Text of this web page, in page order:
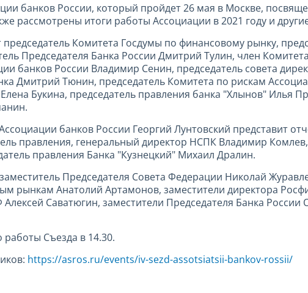
банков России, который пройдет 26 мая в Москве,
рассмотрены итоги работы Ассоциации в 2021 году и
Комитета Госдумы по финансовому рынку,
Председателя Банка России Дмитрий Тулин, член
банков России Владимир Сенин, председатель совета
Дмитрий Тюнин, председатель Комитета по рискам
Букина, председатель правления банка "Хлынов" Илья
банков России Георгий Лунтовский представит
правления, генеральный директор НСПК Владимир
правления Банка "Кузнецкий" Михаил Дралин.
Председателя Совета Федерации Николай
рынкам Анатолий Артамонов, заместители директора
Саватюгин, заместители Председателя Банка России
работы Съезда в 14.30.
https://asros.ru/events/iv-sezd-assotsiatsii-bankov-rossii/